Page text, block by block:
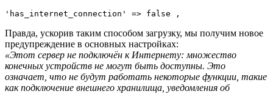
'has_internet_connection' => false ,
Правда, ускорив таким способом загрузку, мы получим новое
предупреждение в основных настройках:
«Этот сервер не подключён к Интернету: множество
конечных устройств не могут быть доступны. Это
означает, что не будут работать некоторые функции, такие
как подключение внешнего хранилища, уведомления об